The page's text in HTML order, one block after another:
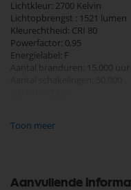
Lichtkleur: 2700 Kelvin
Lichtopbrengst : 1521 lumen
Kleurechtheid: CRI 80
Powerfactor: 0,95
Energielabel: F
Aantal branduren: 15.000 uur
Diameter 60 mm
Toon meer
Aanvullende